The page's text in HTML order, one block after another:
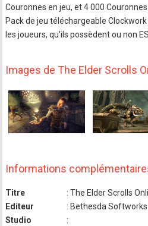
Couronnes en jeu, et 4 000
Pack de jeu téléchargeable
les joueurs, qu'ils possèdent ou non
Images de The Elder Scrolls
Informations
Titre
: The Elder Scrolls
Editeur
: Bethesda Softworks
Studio
: